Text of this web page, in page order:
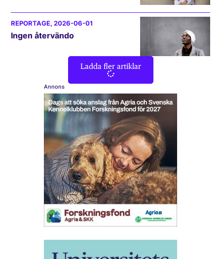
REPORTAGE, 2026-06-01
Ingen återvändo
Ladda fler artiklar
Annons